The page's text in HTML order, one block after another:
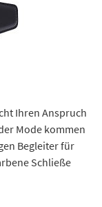
Ihren Anspruch
Mode kommen
Begleiter für
Schließe